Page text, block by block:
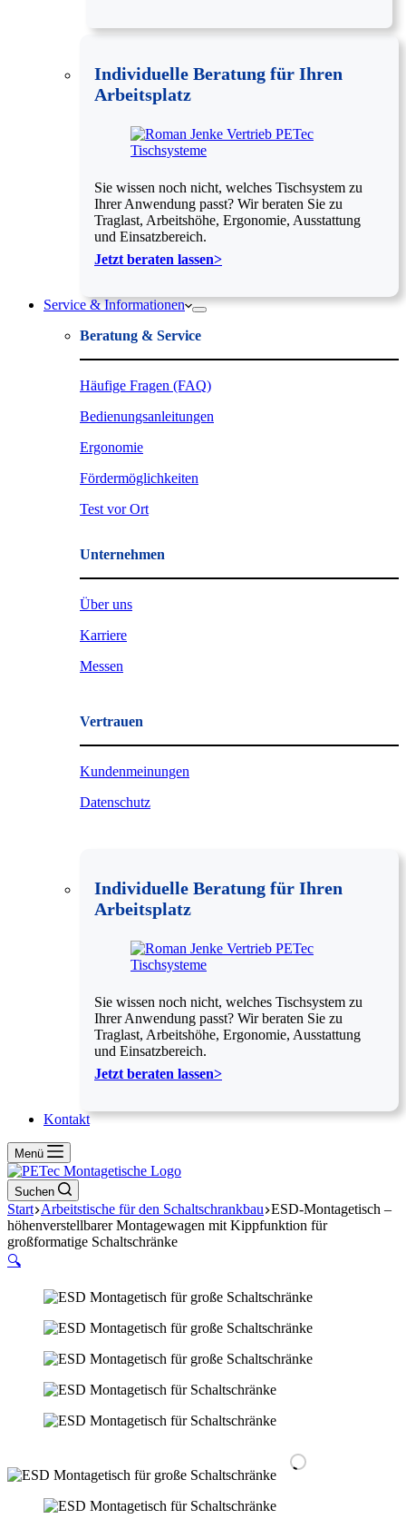
Individuelle Beratung für Ihren
Arbeitsplatz
Sie wissen noch nicht, welches Tischsystem zu
Ihrer Anwendung passt? Wir beraten Sie zu
Traglast, Arbeitshöhe, Ergonomie, Ausstattung
und Einsatzbereich.
Jetzt beraten lassen>
Service & Informationen
Beratung & Service
Häufige Fragen (FAQ)
Bedienungsanleitungen
Ergonomie
Fördermöglichkeiten
Test vor Ort
Unternehmen
Über uns
Karriere
Messen
Vertrauen
Kundenmeinungen
Datenschutz
Individuelle Beratung für Ihren
Arbeitsplatz
Sie wissen noch nicht, welches Tischsystem zu
Ihrer Anwendung passt? Wir beraten Sie zu
Traglast, Arbeitshöhe, Ergonomie, Ausstattung
und Einsatzbereich.
Jetzt beraten lassen>
Kontakt
Menü
Suchen
Start Arbeitstische für den Schaltschrankbau ESD-Montagetisch –
höhenverstellbarer Montagewagen mit Kippfunktion für
großformatige Schaltschränke
🔍